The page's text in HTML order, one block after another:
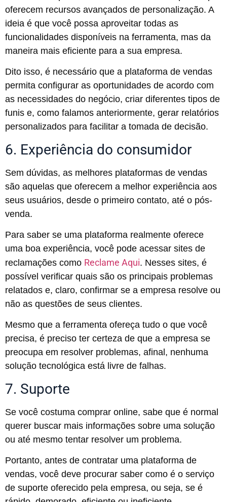
oferecem recursos avançados de personalização. A
ideia é que você possa aproveitar todas as
funcionalidades disponíveis na ferramenta, mas da
maneira mais eficiente para a sua empresa.
Dito isso, é necessário que a plataforma de vendas
permita configurar as oportunidades de acordo com
as necessidades do negócio, criar diferentes tipos de
funis e, como falamos anteriormente, gerar relatórios
personalizados para facilitar a tomada de decisão.
6. Experiência do consumidor
Sem dúvidas, as melhores plataformas de vendas
são aquelas que oferecem a melhor experiência aos
seus usuários, desde o primeiro contato, até o pós-
venda.
Para saber se uma plataforma realmente oferece
uma boa experiência, você pode acessar sites de
reclamações como Reclame Aqui. Nesses sites, é
possível verificar quais são os principais problemas
relatados e, claro, confirmar se a empresa resolve ou
não as questões de seus clientes.
Mesmo que a ferramenta ofereça tudo o que você
precisa, é preciso ter certeza de que a empresa se
preocupa em resolver problemas, afinal, nenhuma
solução tecnológica está livre de falhas.
7. Suporte
Se você costuma comprar online, sabe que é normal
querer buscar mais informações sobre uma solução
ou até mesmo tentar resolver um problema.
Portanto, antes de contratar uma plataforma de
vendas, você deve procurar saber como é o serviço
de suporte oferecido pela empresa, ou seja, se é